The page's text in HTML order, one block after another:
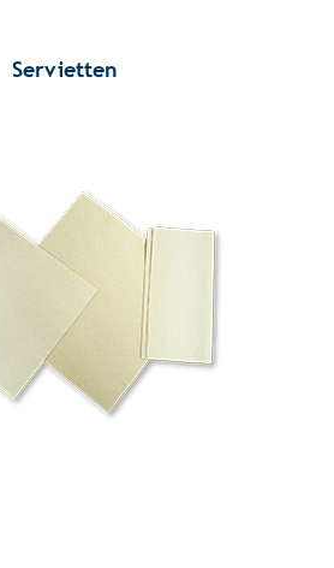
Servietten